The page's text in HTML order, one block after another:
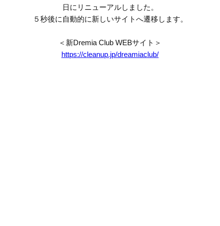
日にリニューアルしました。
５秒後に自動的に新しいサイトへ遷移します。
＜新Dremia Club WEBサイト＞
https://cleanup.jp/dreamiaclub/